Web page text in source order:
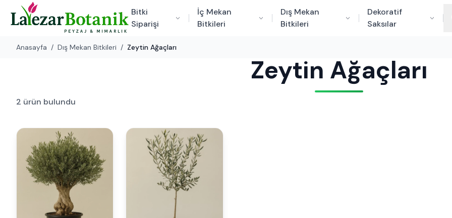
Bitki
Siparişi
İç Mekan
Bitkileri
Dış Mekan
Bitkileri
Dekoratif
Saksılar
Anasayfa / Dış Mekan Bitkileri / Zeytin Ağaçları
Zeytin Ağaçları
2 ürün bulundu